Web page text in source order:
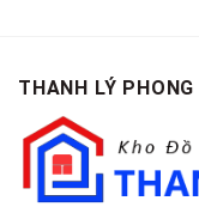
THANH LÝ